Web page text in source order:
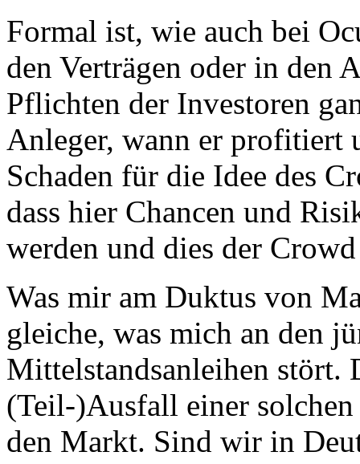
Formal ist, wie auch bei
den Verträgen oder in den
Pflichten der Investoren
Anleger, wann er profitiert
Schaden für die Idee des
dass hier Chancen und
werden und dies der
Was mir am Duktus von
gleiche, was mich an den
Mittelstandsanleihen stört.
(Teil-)Ausfall einer
den Markt. Sind wir in